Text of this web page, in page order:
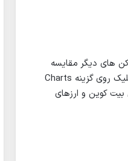
های دیگر مقایسه
یکی از بهترین سایت ها در این زمینه است که شما با مراجعه به این سایت و کلیک روی گزینه Charts
کوین و ارزهای